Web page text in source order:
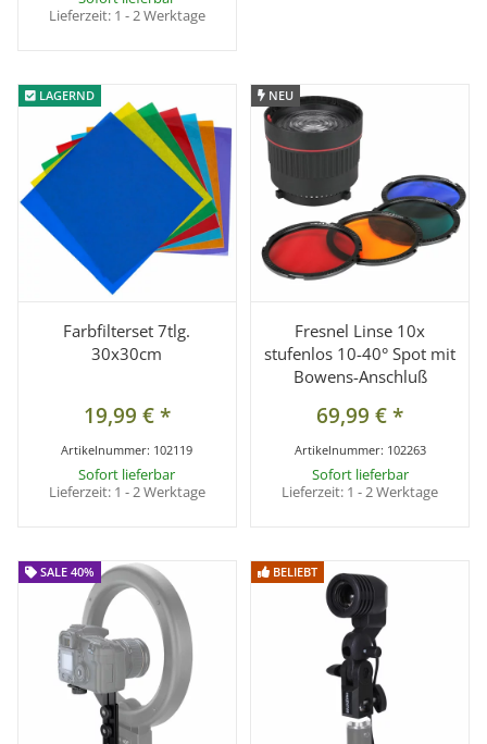
Lieferzeit: 1 - 2 Werktage
LAGERND
LAGERND
Farbfilterset 7tlg.
30x30cm
19,99 €*
Artikelnummer: 102119
Sofort lieferbar
Lieferzeit: 1 - 2 Werktage
NEU
NEU
Fresnel Linse 10x
stufenlos 10-40° Spot mit
Bowens-Anschluß
69,99 €*
Artikelnummer: 102263
Sofort lieferbar
Lieferzeit: 1 - 2 Werktage
SALE 40%
SALE 40% BELIEBT
BELIEBT